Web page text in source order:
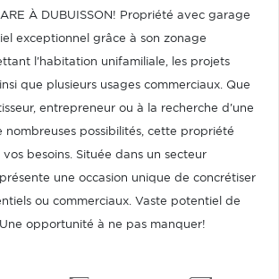
À DUBUISSON! Propriété avec garage
exceptionnel grâce à son zonage
l'habitation unifamiliale, les projets
que plusieurs usages commerciaux. Que
entrepreneur ou à la recherche d'une
nombreuses possibilités, cette propriété
besoins. Située dans un secteur
une occasion unique de concrétiser
ou commerciaux. Vaste potentiel de
opportunité à ne pas manquer!